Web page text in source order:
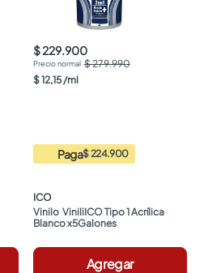
$ 229.900
$ 279.990
$12,15/ml
Paga$ 224.900
ICO
Vinilo  ViniliICO Tipo 1 Acrílica
Blanco x5Galones
Agregar